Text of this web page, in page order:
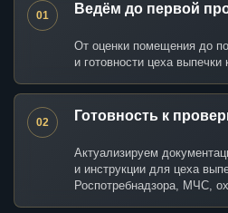
01 Ведём до первой
От оценки помещения до
и готовности цеха выпечки
02 Готовность к
Актуализируем
и инструкции для цеха
Роспотребнадзора, МЧС,